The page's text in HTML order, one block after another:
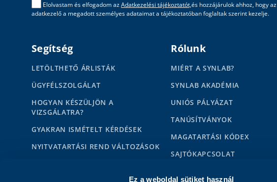
Ez a weboldal sütiket használ
Elolvastam és elfogadom azAdatkezelési tájékoztatót,és hozzájárulok ahhoz, hogy az
adatkezelő a megadott személyes adataimat a tájékoztatóban foglaltak szerint kezelje.
Segítség
LETÖLTHETŐ ÁRLISTÁK
ÜGYFÉLSZOLGÁLAT
HOGYAN KÉSZÜLJÖN A
VIZSGÁLATRA?
GYAKRAN ISMÉTELT KÉRDÉSEK
NYITVATARTÁSI REND VÁLTOZÁSOK
Rólunk
MIÉRT A SYNLAB?
SYNLAB AKADÉMIA
UNIÓS PÁLYÁZAT
TANÚSÍTVÁNYOK
MAGATARTÁSI KÓDEX
SAJTÓKAPCSOLAT